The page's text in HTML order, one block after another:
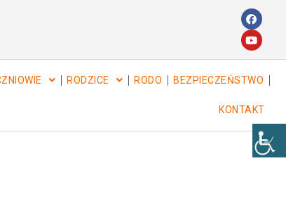
RODZICE RODO BEZPIECZEŃSTWO
KONTAKT